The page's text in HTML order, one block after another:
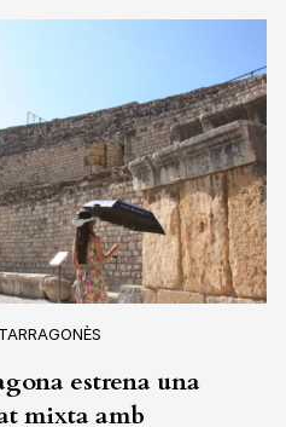
TARRAGONÈS
estrena una
mixta amb